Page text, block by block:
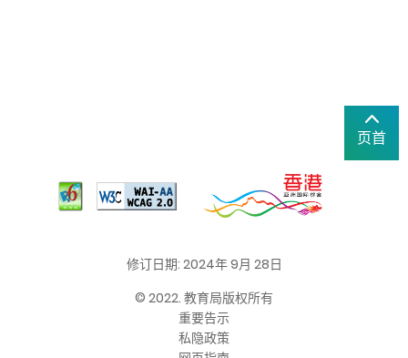
页首
修订日期: 2024年 9月 28日
© 2022. 教育局版权所有
重要告示
私隐政策